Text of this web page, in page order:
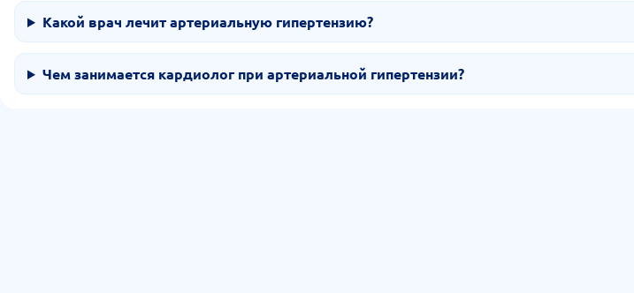
Какой врач лечит артериальную гипертензию?
Чем занимается кардиолог при артериальной гипертензии?